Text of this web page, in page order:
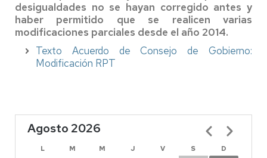
desigualdades no se hayan corregido antes y
haber permitido que se realicen varias
modificaciones parciales desde el año 2014.
Texto Acuerdo de Consejo de Gobierno:
Modificación RPT
Agosto 2026
L M M J V S
D
Paginación